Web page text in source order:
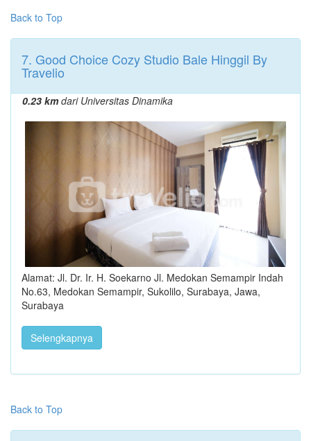
Back to Top
7. Good Choice Cozy Studio Bale Hinggil By
Travelio
0.23 kmdari Universitas Dinamika
Alamat: Jl. Dr. Ir. H. Soekarno Jl. Medokan Semampir Indah
No.63, Medokan Semampir, Sukolilo, Surabaya, Jawa,
Surabaya
Selengkapnya
Back to Top